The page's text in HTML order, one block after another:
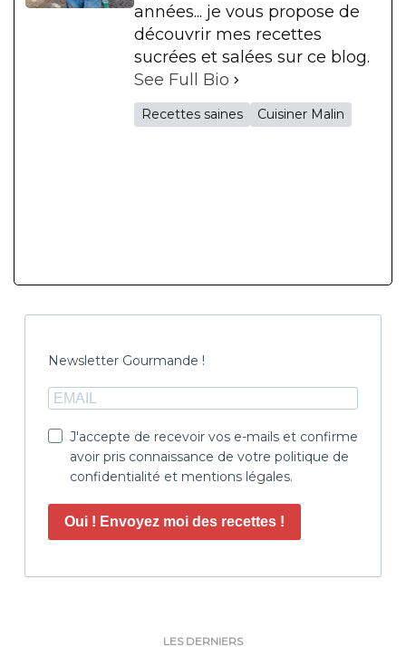
années... je vous propose de
découvrir mes recettes
sucrées et salées sur ce blog.
See Full Bio
Recettes saines Cuisiner Malin
Newsletter Gourmande !
J'accepte de recevoir vos e-mails et confirme
avoir pris connaissance de votre politique de
confidentialité et mentions légales.
Oui ! Envoyez moi des recettes !
LES DERNIERS